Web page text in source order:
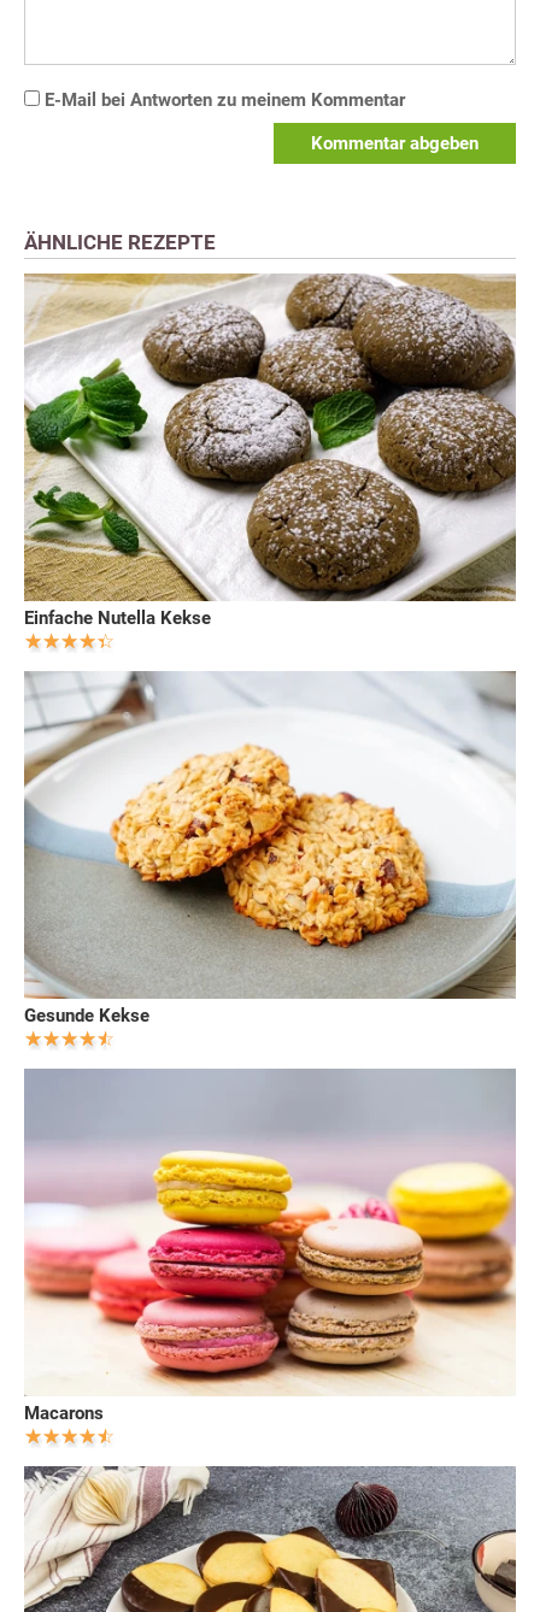
E-Mail bei Antworten zu meinem Kommentar
Kommentar abgeben
ÄHNLICHE REZEPTE
Einfache Nutella Kekse
Gesunde Kekse
Macarons